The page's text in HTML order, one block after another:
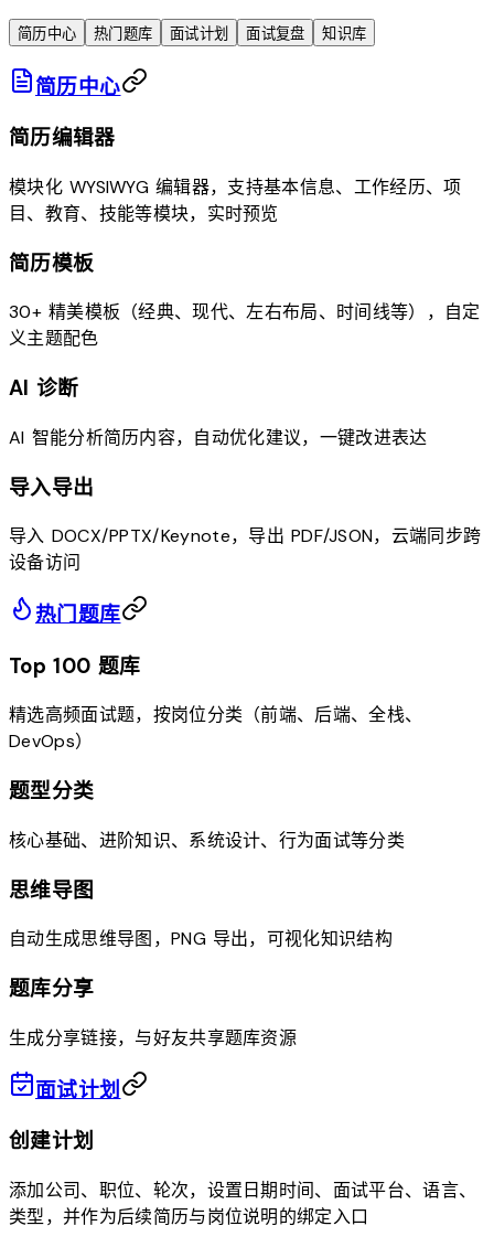
简历中心 热门题库 面试计划 面试复盘 知识库
简历中心
简历编辑器
模块化 WYSIWYG 编辑器，支持基本信息、工作经历、项
目、教育、技能等模块，实时预览
简历模板
30+ 精美模板（经典、现代、左右布局、时间线等），自定
义主题配色
AI 诊断
AI 智能分析简历内容，自动优化建议，一键改进表达
导入导出
导入 DOCX/PPTX/Keynote，导出 PDF/JSON，云端同步跨
设备访问
热门题库
Top 100 题库
精选高频面试题，按岗位分类（前端、后端、全栈、
DevOps）
题型分类
核心基础、进阶知识、系统设计、行为面试等分类
思维导图
自动生成思维导图，PNG 导出，可视化知识结构
题库分享
生成分享链接，与好友共享题库资源
面试计划
创建计划
添加公司、职位、轮次，设置日期时间、面试平台、语言、
类型，并作为后续简历与岗位说明的绑定入口